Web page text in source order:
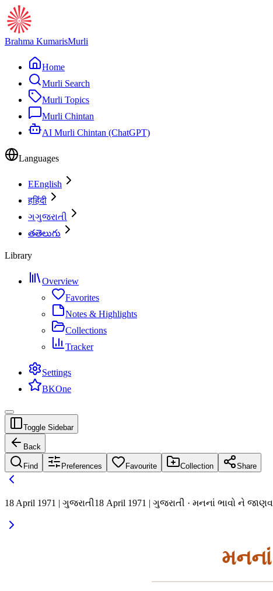
Brahma KumarisMurli
Home
Murli Search
Murli Topics
Murli Chintan
AI Murli Chintan (ChatGPT)
Languages
EEnglish
हहिंदी
ગગુજરાતી
తతెలుగు
Library
Overview
Favorites
Notes & Highlights
Collections
Tracker
Settings
BKOne
Toggle Sidebar
Back
Find Preferences Favourite Collection Share
18 April 1971 | ગુજરાતી18 April 1971 | ગુજરાતી · મનનાં ભાવો ને
મનનાં